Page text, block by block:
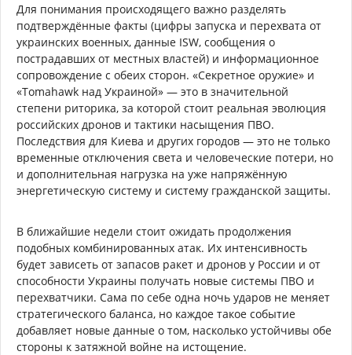
Для понимания происходящего важно разделять
подтверждённые факты (цифры запуска и перехвата от
украинских военных, данные ISW, сообщения о
пострадавших от местных властей) и информационное
сопровождение с обеих сторон. «Секретное оружие» и
«Tomahawk над Украиной» — это в значительной
степени риторика, за которой стоит реальная эволюция
российских дронов и тактики насыщения ПВО.
Последствия для Киева и других городов — это не только
временные отключения света и человеческие потери, но
и дополнительная нагрузка на уже напряжённую
энергетическую систему и систему гражданской защиты.
В ближайшие недели стоит ожидать продолжения
подобных комбинированных атак. Их интенсивность
будет зависеть от запасов ракет и дронов у России и от
способности Украины получать новые системы ПВО и
перехватчики. Сама по себе одна ночь ударов не меняет
стратегического баланса, но каждое такое событие
добавляет новые данные о том, насколько устойчивы обе
стороны к затяжной войне на истощение.